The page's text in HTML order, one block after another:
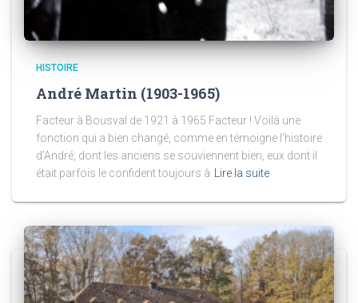
HISTOIRE
André Martin (1903-1965)
Facteur à Bousval de 1921 à 1965 Facteur ! Voilà une
fonction qui a bien changé, comme en témoigne l’histoire
d’André, dont les anciens se souviennent bien, eux dont il
était parfois le confident toujours à Lire la suite